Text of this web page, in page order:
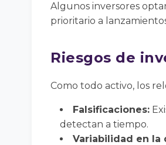
Algunos inversores
prioritario a
Riesgos de
Como todo activo, los
Falsificaciones:
detectan a tiempo.
Variabilidad en la